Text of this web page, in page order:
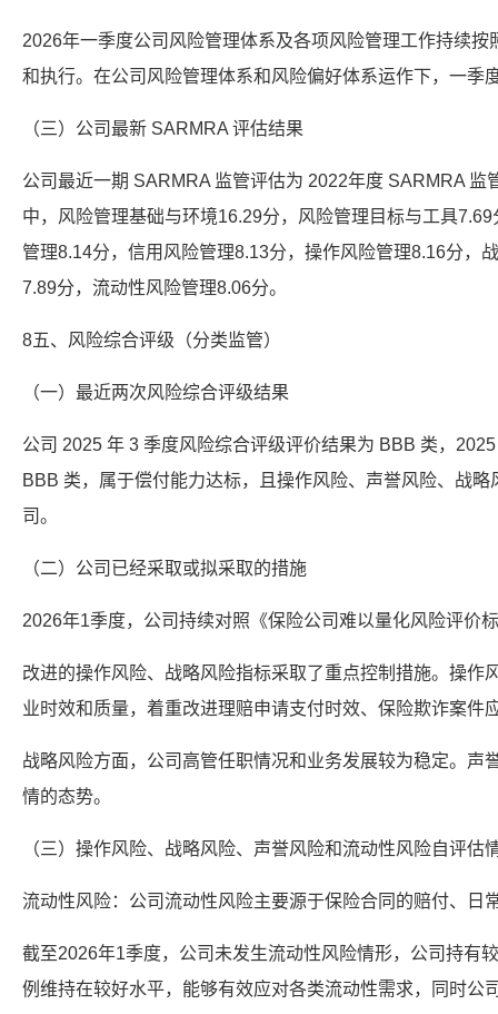
2026年一季度公司风险管理体系及各项风险管理工作持续
和执行。在公司风险管理体系和风险偏好体系运作下，一季
（三）公司最新 SARMRA 评估结果
公司最近一期 SARMRA 监管评估为 2022年度 SARMRA 监
中，风险管理基础与环境16.29分，风险管理目标与工具
管理8.14分，信用风险管理8.13分，操作风险管理8.16分，
7.89分，流动性风险管理8.06分。
8五、风险综合评级（分类监管）
（一）最近两次风险综合评级结果
公司 2025 年 3 季度风险综合评级评价结果为 BBB 类，
BBB 类，属于偿付能力达标，且操作风险、声誉风险、战
司。
（二）公司已经采取或拟采取的措施
2026年1季度，公司持续对照《保险公司难以量化风险评价
改进的操作风险、战略风险指标采取了重点控制措施。操作
业时效和质量，着重改进理赔申请支付时效、保险欺诈案件
战略风险方面，公司高管任职情况和业务发展较为稳定。声
情的态势。
（三）操作风险、战略风险、声誉风险和流动性风险自评估
流动性风险：公司流动性风险主要源于保险合同的赔付、日
截至2026年1季度，公司未发生流动性风险情形，公司持有
例维持在较好水平，能够有效应对各类流动性需求，同时公